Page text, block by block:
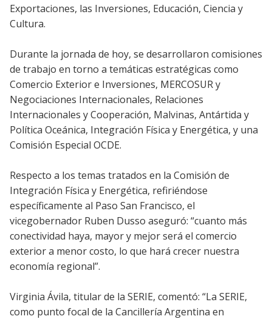
Exportaciones, las Inversiones, Educación, Ciencia y
Cultura.
Durante la jornada de hoy, se desarrollaron comisiones
de trabajo en torno a temáticas estratégicas como
Comercio Exterior e Inversiones, MERCOSUR y
Negociaciones Internacionales, Relaciones
Internacionales y Cooperación, Malvinas, Antártida y
Política Oceánica, Integración Física y Energética, y una
Comisión Especial OCDE.
Respecto a los temas tratados en la Comisión de
Integración Física y Energética, refiriéndose
específicamente al Paso San Francisco, el
vicegobernador Ruben Dusso aseguró: “cuanto más
conectividad haya, mayor y mejor será el comercio
exterior a menor costo, lo que hará crecer nuestra
economía regional”.
Virginia Ávila, titular de la SERIE, comentó: “La SERIE,
como punto focal de la Cancillería Argentina en